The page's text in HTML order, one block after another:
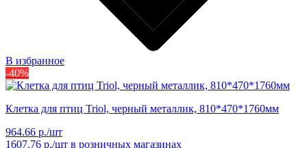
В избранное
-40%
Клетка для птиц Triol, черный металлик, 810*470*1760мм
964.66 р./шт
1607.76 р./шт в розничных магазинах